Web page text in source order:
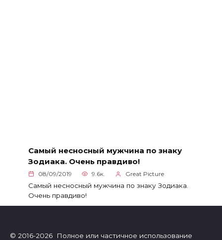
Самый несносный мужчина по знаку
Зодиака. Очень правдиво!
08/09/2019 9.6к. Great Picture
Самый несносный мужчина по знаку Зодиака.
Очень правдиво!
© 2016-2026 Полное или частичное использование